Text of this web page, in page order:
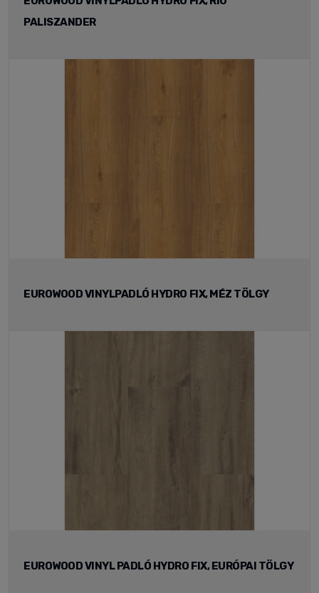
PALISZANDER
EUROWOOD VINYLPADLÓ HYDRO FIX, MÉZ TÖLGY
EUROWOOD VINYL PADLÓ HYDRO FIX, EURÓPAI TÖLGY